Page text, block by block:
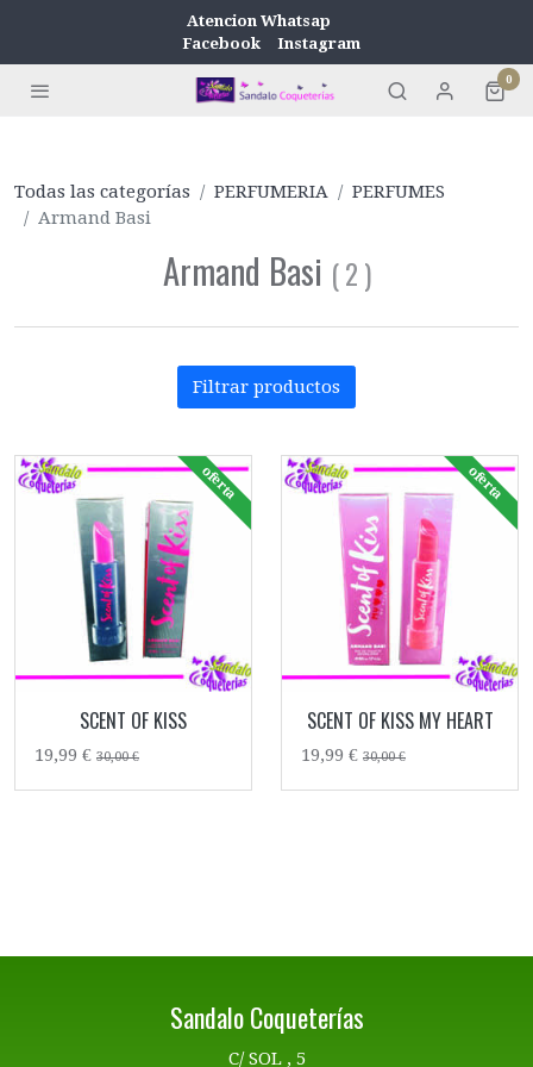
Atencion Whatsap
Facebook
Instagram
0
Todas las categorías PERFUMERIA
PERFUMES
Armand Basi
Armand Basi (2 )
Filtrar productos
SCENT OF KISS
19,99 € 30,00 €
oferta
SCENT OF KISS MY HEART
19,99 € 30,00 €
oferta
Sandalo Coqueterías
C/ SOL , 5